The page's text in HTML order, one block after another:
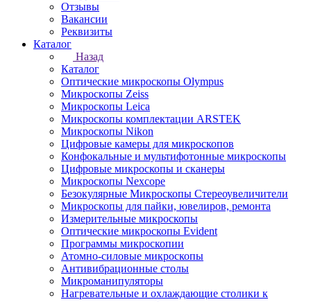
Отзывы
Вакансии
Реквизиты
Каталог
Назад
Каталог
Оптические микроскопы Olympus
Микроскопы Zeiss
Микроскопы Leica
Микроскопы комплектации ARSTEK
Микроскопы Nikon
Цифровые камеры для микроскопов
Конфокальные и мультифотонные микроскопы
Цифровые микроскопы и сканеры
Микроскопы Nexcope
Безокулярные Микроскопы Стереоувеличители
Микроскопы для пайки, ювелиров, ремонта
Измерительные микроскопы
Оптические микроскопы Evident
Программы микроскопии
Атомно-силовые микроскопы
Антивибрационные столы
Микроманипуляторы
Нагревательные и охлаждающие столики к